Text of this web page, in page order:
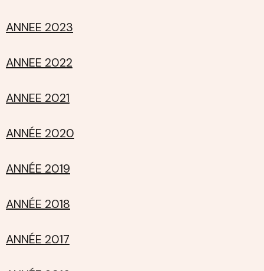
ANNEE 2023
ANNEE 2022
ANNEE 2021
ANNÉE 2020
ANNÉE 2019
ANNÉE 2018
ANNÉE 2017